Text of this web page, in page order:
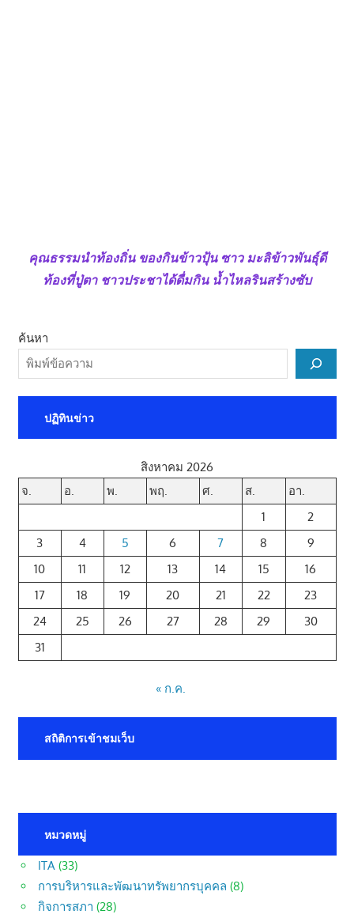
คุณธรรมนำท้องถิ่น ของกินข้าวปุ้น ซาว มะลิข้าวพันธุ์ดี
ท้องที่ปู่ตา ชาวประชาได้ดื่มกิน น้ำไหลรินสร้างซับ
ค้นหา
ปฏิทินข่าว
สิงหาคม 2026
จ.
อ. พ. พฤ. ศ. ส.
อา.
1
2
3
4 5 6 7 8
9
10
11 12 13 14 15
16
17
18 19 20 21 22
23
24
25 26 27 28 29
30
31
« ก.ค.
สถิติการเข้าชมเว็บ
หมวดหมู่
ITA (33)
การบริหารและพัฒนาทรัพยากรบุคคล (8)
กิจการสภา (28)